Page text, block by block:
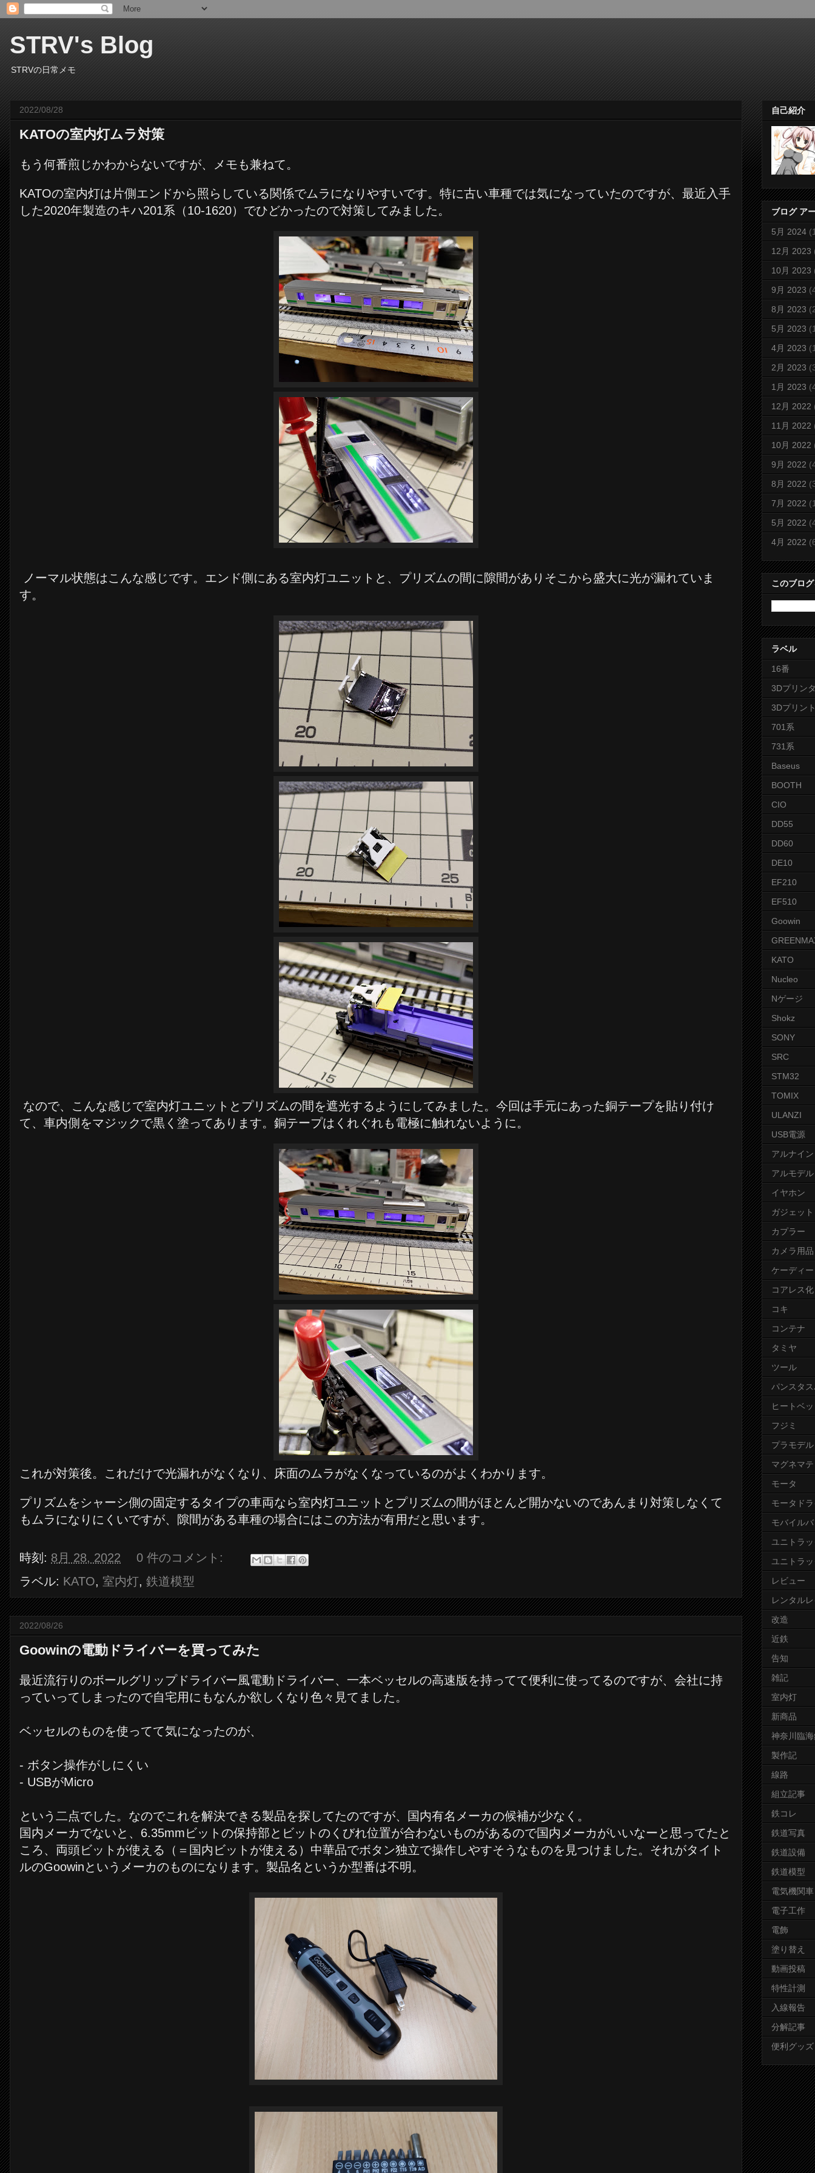
STRV's Blog
STRVの日常メモ
2022/08/28
KATOの室内灯ムラ対策
もう何番煎じかわからないですが、メモも兼ねて。
KATOの室内灯は片側エンドから照らしている関係でムラになりやすいです。特に古い車種では気になっていたのですが、最近入手
した2020年製造のキハ201系（10-1620）でひどかったので対策してみました。
ノーマル状態はこんな感じです。エンド側にある室内灯ユニットと、プリズムの間に隙間がありそこから盛大に光が漏れていま
す。
なので、こんな感じで室内灯ユニットとプリズムの間を遮光するようにしてみました。今回は手元にあった銅テープを貼り付け
て、車内側をマジックで黒く塗ってあります。銅テープはくれぐれも電極に触れないように。
これが対策後。これだけで光漏れがなくなり、床面のムラがなくなっているのがよくわかります。
プリズムをシャーシ側の固定するタイプの車両なら室内灯ユニットとプリズムの間がほとんど開かないのであんまり対策しなくて
もムラになりにくいですが、隙間がある車種の場合にはこの方法が有用だと思います。
時刻: 8月 28, 2022
0 件のコメント:
ラベル: KATO, 室内灯, 鉄道模型
2022/08/26
Goowinの電動ドライバーを買ってみた
最近流行りのボールグリップドライバー風電動ドライバー、一本ベッセルの高速版を持ってて便利に使ってるのですが、会社に持
っていってしまったので自宅用にもなんか欲しくなり色々見てました。
ベッセルのものを使ってて気になったのが、
- ボタン操作がしにくい
- USBがMicro
という二点でした。なのでこれを解決できる製品を探してたのですが、国内有名メーカの候補が少なく。
国内メーカでないと、6.35mmビットの保持部とビットのくびれ位置が合わないものがあるので国内メーカがいいなーと思ってたと
ころ、両頭ビットが使える（＝国内ビットが使える）中華品でボタン独立で操作しやすそうなものを見つけました。それがタイト
ルのGoowinというメーカのものになります。製品名というか型番は不明。
自己紹介
ブログ ア
5月 2024
12月 2023
10月 2023
9月 2023
8月 2023
5月 2023
4月 2023
2月 2023
1月 2023
12月 2022
11月 2022
10月 2022
9月 2022
8月 2022
7月 2022
5月 2022
4月 2022
このブロ
ラベル
16番
3Dプリン
3Dプリン
701系
731系
Baseus
BOOTH
CIO
DD55
DD60
DE10
EF210
EF510
Goowin
KATO
Nucleo
Nゲージ
Shokz
SONY
SRC
STM32
TOMIX
ULANZI
USB電源
アルナイン
アルモデル
イヤホン
ガジェット
カプラー
カメラ用品
ケーディー
コアレス化
コキ
コンテナ
タミヤ
ツール
パンスタ
ヒートベ
フジミ
プラモデル
マグネマ
モータ
モータド
モバイル
ユニトラ
ユニトラ
レビュー
レンタル
改造
近鉄
告知
雑記
室内灯
新商品
神奈川臨
製作記
線路
組立記事
鉄コレ
鉄道写真
鉄道設備
鉄道模型
電気機関車
電子工作
電飾
塗り替え
動画投稿
特性計測
入線報告
分解記事
便利グッズ